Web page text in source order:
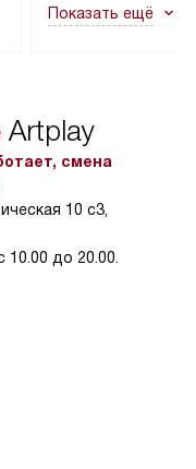
не включаются:
в условиях
тарифы на услуги
Показать ещё
Artplay
смена
10 с3,
до 20.00.